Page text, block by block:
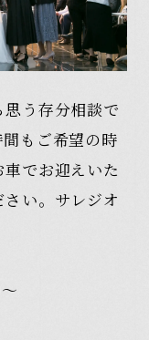
う存分相談で
もご希望の時
でお迎えいた
い。サレジオ